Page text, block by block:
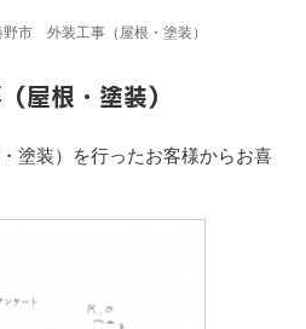
野市 外装工事（屋根・塗装）
屋根・塗装）
塗装）を行ったお客様からお喜